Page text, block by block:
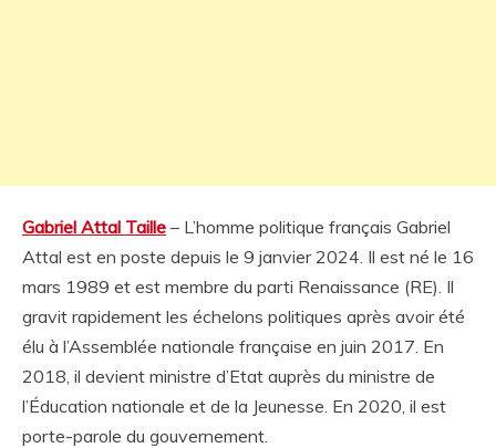
Gabriel Attal Taille – L’homme politique français Gabriel
Attal est en poste depuis le 9 janvier 2024. Il est né le 16
mars 1989 et est membre du parti Renaissance (RE). Il
gravit rapidement les échelons politiques après avoir été
élu à l’Assemblée nationale française en juin 2017. En
2018, il devient ministre d’Etat auprès du ministre de
l’Éducation nationale et de la Jeunesse. En 2020, il est
porte-parole du gouvernement.